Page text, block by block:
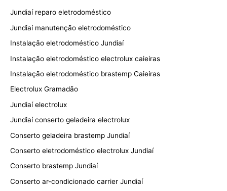
Jundiaí reparo eletrodoméstico
Jundiaí manutenção eletrodoméstico
Instalação eletrodoméstico Jundiaí
Instalação eletrodoméstico electrolux caieiras
Instalação eletrodoméstico brastemp Caieiras
Electrolux Gramadão
Jundiaí electrolux
Jundiaí conserto geladeira electrolux
Conserto geladeira brastemp Jundiaí
Conserto eletrodoméstico electrolux Jundiaí
Conserto brastemp Jundiaí
Conserto ar-condicionado carrier Jundiaí